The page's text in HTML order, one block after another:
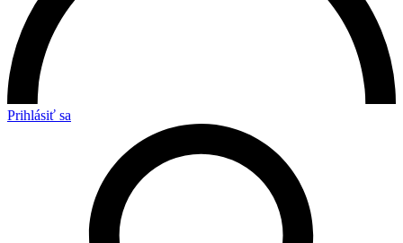
Prihlásiť sa